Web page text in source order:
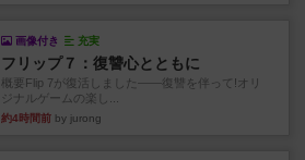
画像付き 充実
フリップ７：復讐心とともに
概要Flip 7が復活しました――復讐を伴って!オリ
ジナルゲームの楽し...
約4時間前 by jurong